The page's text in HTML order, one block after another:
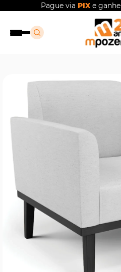
Pague via PIXe ganhe